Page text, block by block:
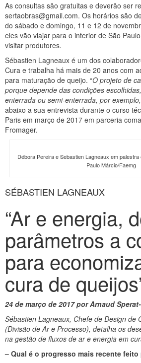
As consultas são gratuitas e deverão ser
sertaobras@gmail.com. Os horários são
do sábado e domingo, 11 e 12 de
eles vão viajar para o interior de São
visitar produtores.
Sébastien Lagneaux é um dos
Cura e trabalha há mais de 20 anos com
para maturação de queijo. “O projeto de
porque depende das condições
enterrada ou semi-enterrada, por
abaixo a sua entrevista durante o curso
Paris em março de 2017 em parceria
Fromager.
Débora Pereira e Sebastien Lagneaux em
Paulo Márcio/Faemg
SÉBASTIEN LAGNEAUX
“Ar e energia,
parâmetros a
para
cura de
24 de março de 2017 por Arnaud
Sébastien Lagneaux, Chefe de Design de
(Divisão de Ar e Processo), detalha os
na gestão de fluxos de ar e energia em
– Qual é o progresso mais recente